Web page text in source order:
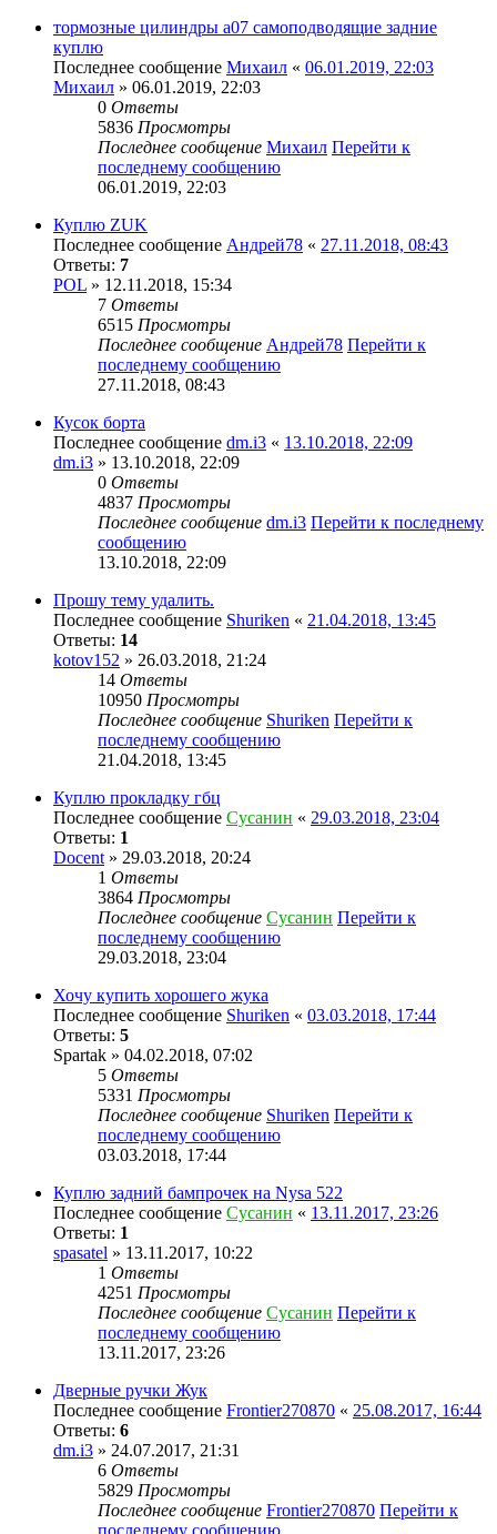
тормозные цилиндры а07 самоподводящие задние
куплю
Последнее сообщение Михаил « 06.01.2019, 22:03
Михаил » 06.01.2019, 22:03
0 Ответы
5836 Просмотры
Последнее сообщение Михаил Перейти к
последнему сообщению
06.01.2019, 22:03
Куплю ZUK
Последнее сообщение Андрей78 « 27.11.2018, 08:43
Ответы: 7
POL » 12.11.2018, 15:34
7 Ответы
6515 Просмотры
Последнее сообщение Андрей78 Перейти к
последнему сообщению
27.11.2018, 08:43
Кусок борта
Последнее сообщение dm.i3 « 13.10.2018, 22:09
dm.i3 » 13.10.2018, 22:09
0 Ответы
4837 Просмотры
Последнее сообщение dm.i3 Перейти к последнему
сообщению
13.10.2018, 22:09
Прошу тему удалить.
Последнее сообщение Shuriken « 21.04.2018, 13:45
Ответы: 14
kotov152 » 26.03.2018, 21:24
14 Ответы
10950 Просмотры
Последнее сообщение Shuriken Перейти к
последнему сообщению
21.04.2018, 13:45
Куплю прокладку гбц
Последнее сообщение Сусанин « 29.03.2018, 23:04
Ответы: 1
Docent » 29.03.2018, 20:24
1 Ответы
3864 Просмотры
Последнее сообщение Сусанин Перейти к
последнему сообщению
29.03.2018, 23:04
Хочу купить хорошего жука
Последнее сообщение Shuriken « 03.03.2018, 17:44
Ответы: 5
Spartak » 04.02.2018, 07:02
5 Ответы
5331 Просмотры
Последнее сообщение Shuriken Перейти к
последнему сообщению
03.03.2018, 17:44
Куплю задний бампрочек на Nysa 522
Последнее сообщение Сусанин « 13.11.2017, 23:26
Ответы: 1
spasatel » 13.11.2017, 10:22
1 Ответы
4251 Просмотры
Последнее сообщение Сусанин Перейти к
последнему сообщению
13.11.2017, 23:26
Дверные ручки Жук
Последнее сообщение Frontier270870 « 25.08.2017, 16:44
Ответы: 6
dm.i3 » 24.07.2017, 21:31
6 Ответы
5829 Просмотры
Последнее сообщение Frontier270870 Перейти к
последнему сообщению